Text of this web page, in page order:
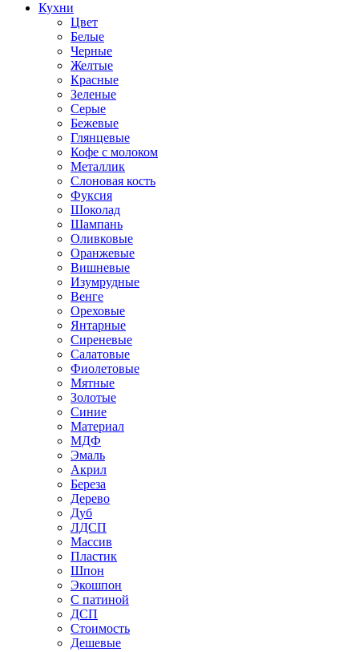
Кухни
Цвет
Белые
Черные
Желтые
Красные
Зеленые
Серые
Бежевые
Глянцевые
Кофе с молоком
Металлик
Слоновая кость
Фуксия
Шоколад
Шампань
Оливковые
Оранжевые
Вишневые
Изумрудные
Венге
Ореховые
Янтарные
Сиреневые
Салатовые
Фиолетовые
Мятные
Золотые
Синие
Материал
МДФ
Эмаль
Акрил
Береза
Дерево
Дуб
ЛДСП
Массив
Пластик
Шпон
Экошпон
С патиной
ДСП
Стоимость
Дешевые